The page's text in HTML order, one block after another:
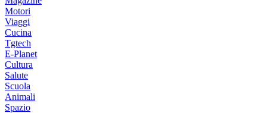
Motori
Viaggi
Cucina
Tgtech
E-Planet
Cultura
Salute
Scuola
Animali
Spazio